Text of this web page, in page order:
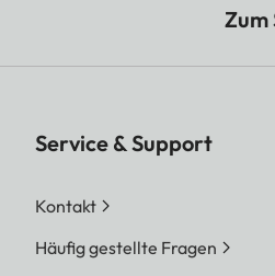
Zum
Service & Support
Kontakt
Häufig gestellte Fragen